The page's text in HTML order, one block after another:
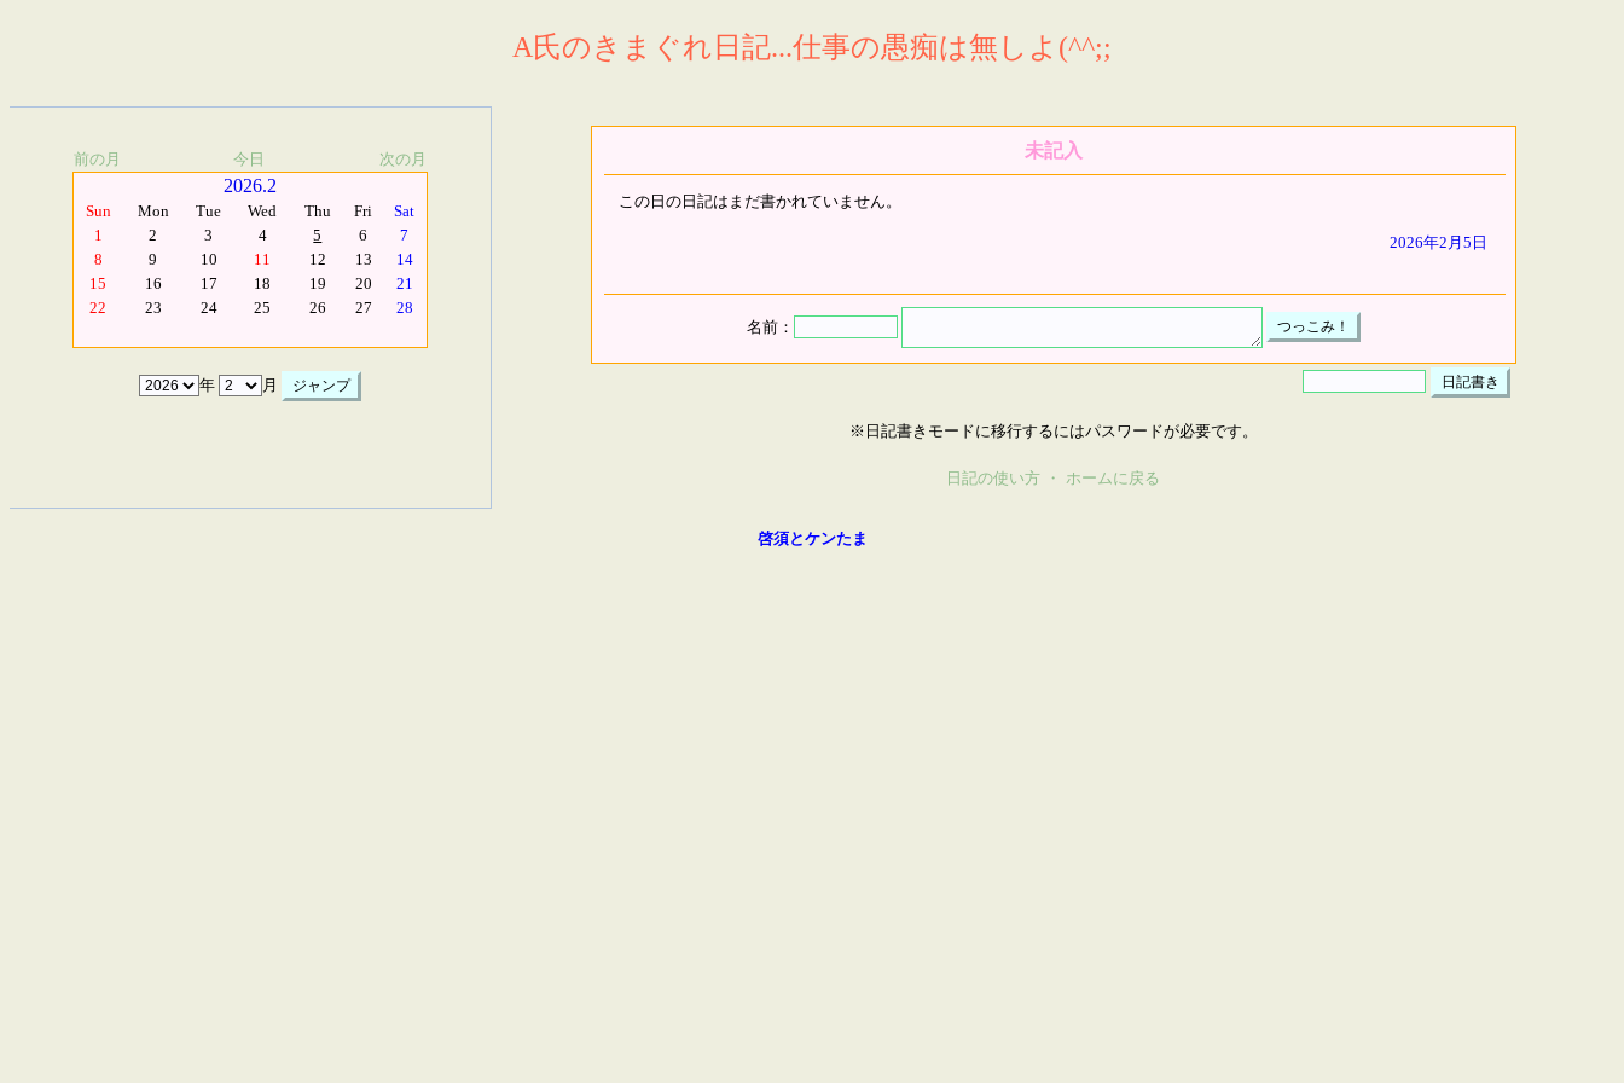
A氏のきまぐれ日記...仕事の愚痴は無しよ(^^;;
前の月 今日 次の月
2026.2
Sun Mon Tue Wed Thu Fri
Sat
1
2 3 4 5 6
7
8
9 10 11 12 13
14
15
16 17 18 19 20
21
22
23 24 25 26 27 28
年 月
未記入
この日の日記はまだ書かれていません。
2026年2月5日
名前：
※日記書きモードに移行するにはパスワードが必要です。
日記の使い方 ・ ホームに戻る
啓須とケンたま